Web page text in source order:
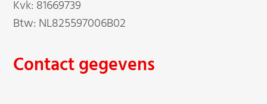
Kvk: 81669739
Btw: NL825597006B02
Contact gegevens